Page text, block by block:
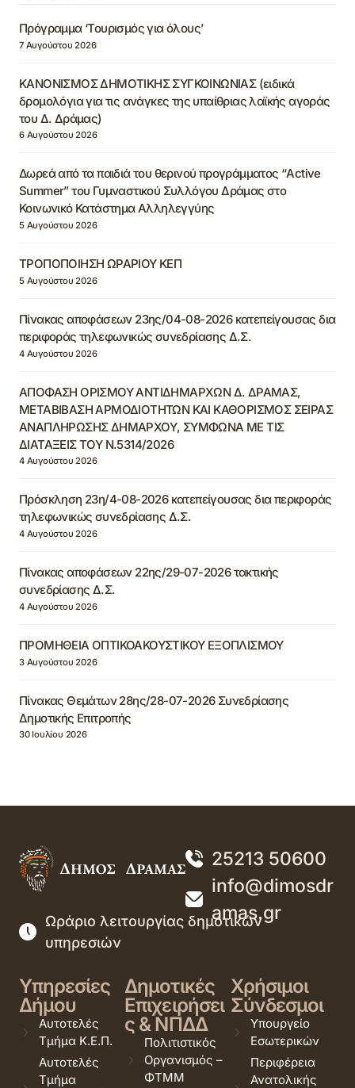
Πρόγραμμα ‘Τουρισμός για όλους’
7 Αυγούστου 2026
ΚΑΝΟΝΙΣΜΟΣ ΔΗΜΟΤΙΚΗΣ ΣΥΓΚΟΙΝΩΝΙΑΣ (ειδικά
δρομολόγια για τις ανάγκες της υπαίθριας λαϊκής αγοράς
του Δ. Δράμας)
6 Αυγούστου 2026
Δωρεά από τα παιδιά του θερινού προγράμματος “Active
Summer” του Γυμναστικού Συλλόγου Δράμας στο
Κοινωνικό Κατάστημα Αλληλεγγύης
5 Αυγούστου 2026
ΤΡΟΠΟΠΟΙΗΣΗ ΩΡΑΡΙΟΥ ΚΕΠ
5 Αυγούστου 2026
Πίνακας αποφάσεων 23ης/04-08-2026 κατεπείγουσας δια
περιφοράς τηλεφωνικώς συνεδρίασης Δ.Σ.
4 Αυγούστου 2026
ΑΠΟΦΑΣΗ ΟΡΙΣΜΟΥ ΑΝΤΙΔΗΜΑΡΧΩΝ Δ. ΔΡΑΜΑΣ,
ΜΕΤΑΒΙΒΑΣΗ ΑΡΜΟΔΙΟΤΗΤΩΝ ΚΑΙ ΚΑΘΟΡΙΣΜΟΣ ΣΕΙΡΑΣ
ΑΝΑΠΛΗΡΩΣΗΣ ΔΗΜΑΡΧΟΥ, ΣΥΜΦΩΝΑ ΜΕ ΤΙΣ
ΔΙΑΤΑΞΕΙΣ ΤΟΥ Ν.5314/2026
4 Αυγούστου 2026
Πρόσκληση 23η/4-08-2026 κατεπείγουσας δια περιφοράς
τηλεφωνικώς συνεδρίασης Δ.Σ.
4 Αυγούστου 2026
Πίνακας αποφάσεων 22ης/29-07-2026 τακτικής
συνεδρίασης Δ.Σ.
4 Αυγούστου 2026
ΠΡΟΜΗΘΕΙΑ ΟΠΤΙΚΟΑΚΟΥΣΤΙΚΟΥ ΕΞΟΠΛΙΣΜΟΥ
3 Αυγούστου 2026
Πίνακας Θεμάτων 28ης/28-07-2026 Συνεδρίασης
Δημοτικής Επιτροπής
30 Ιουλίου 2026
25213 50600
info@dimosdr
amas.gr
Ωράριο λειτουργίας δημοτικών
υπηρεσιών
Υπηρεσίες
Δήμου
Αυτοτελές
Τμήμα Κ.Ε.Π.
Αυτοτελές
Τμήμα
Δημοτικές
Επιχειρήσει
ς & ΝΠΔΔ
Πολιτιστικός
Οργανισμός –
ΦΤΜΜ
Χρήσιμοι
Σύνδεσμοι
Υπουργείο
Εσωτερικών
Περιφέρεια
Ανατολικής